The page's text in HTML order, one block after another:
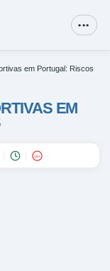
Desportivas em Portugal e
em Portugal: O Modelo
•••
em Portugal: Riscos
EM
18+